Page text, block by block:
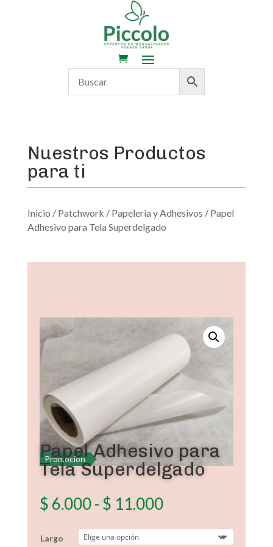
Nuestros Productos
para ti
Inicio / Patchwork / Papeleria y Adhesivos / Papel
Adhesivo para Tela Superdelgado
Promoción
Papel Adhesivo para
Tela Superdelgado
$ 6.000- $ 11.000Rango
precios:
Largo